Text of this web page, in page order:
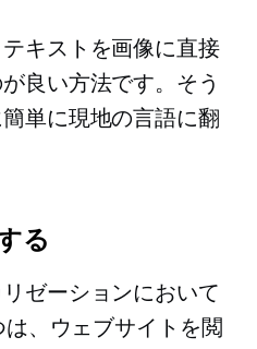
キストを画像に直接
良い方法です。そう
単に現地の言語に翻
る
ゼーションにおいて
、ウェブサイトを閲